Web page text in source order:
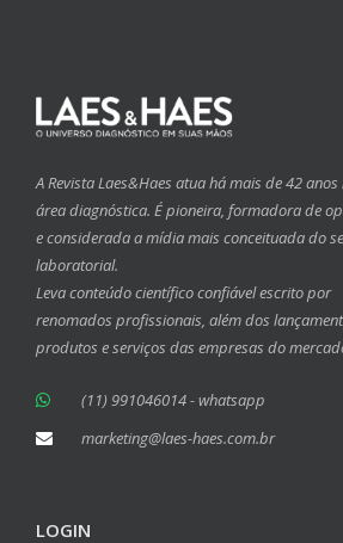
A Revista Laes&Haes atua há mais de 42 anos
área diagnóstica. É pioneira, formadora de
e considerada a mídia mais conceituada do
laboratorial.
Leva conteúdo científico confiável escrito por
renomados profissionais, além dos
produtos e serviços das empresas do
(11) 991046014 - whatsapp
marketing@laes-haes.com.br
LOGIN